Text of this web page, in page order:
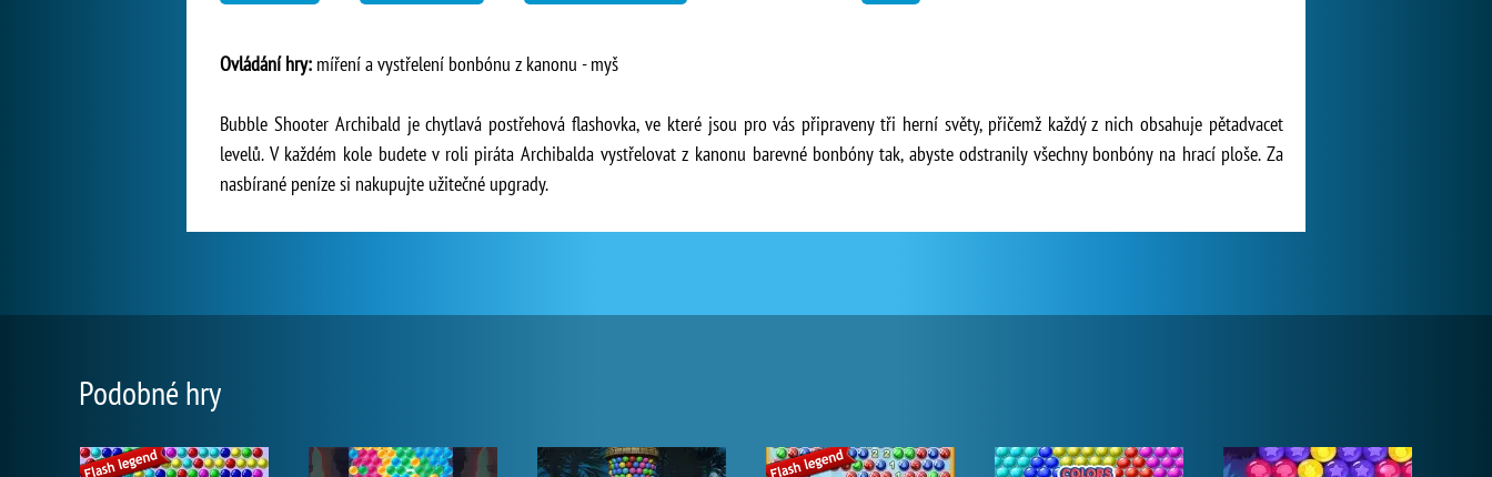
Ovládání hry: míření a vystřelení bonbónu z kanonu - myš
Bubble Shooter Archibald je chytlavá postřehová flashovka, ve které jsou pro vás připraveny tři herní světy, přičemž každý z nich obsahuje pětadvacet
levelů. V každém kole budete v roli piráta Archibalda vystřelovat z kanonu barevné bonbóny tak, abyste odstranily všechny bonbóny na hrací ploše. Za
nasbírané peníze si nakupujte užitečné upgrady.
Podobné hry